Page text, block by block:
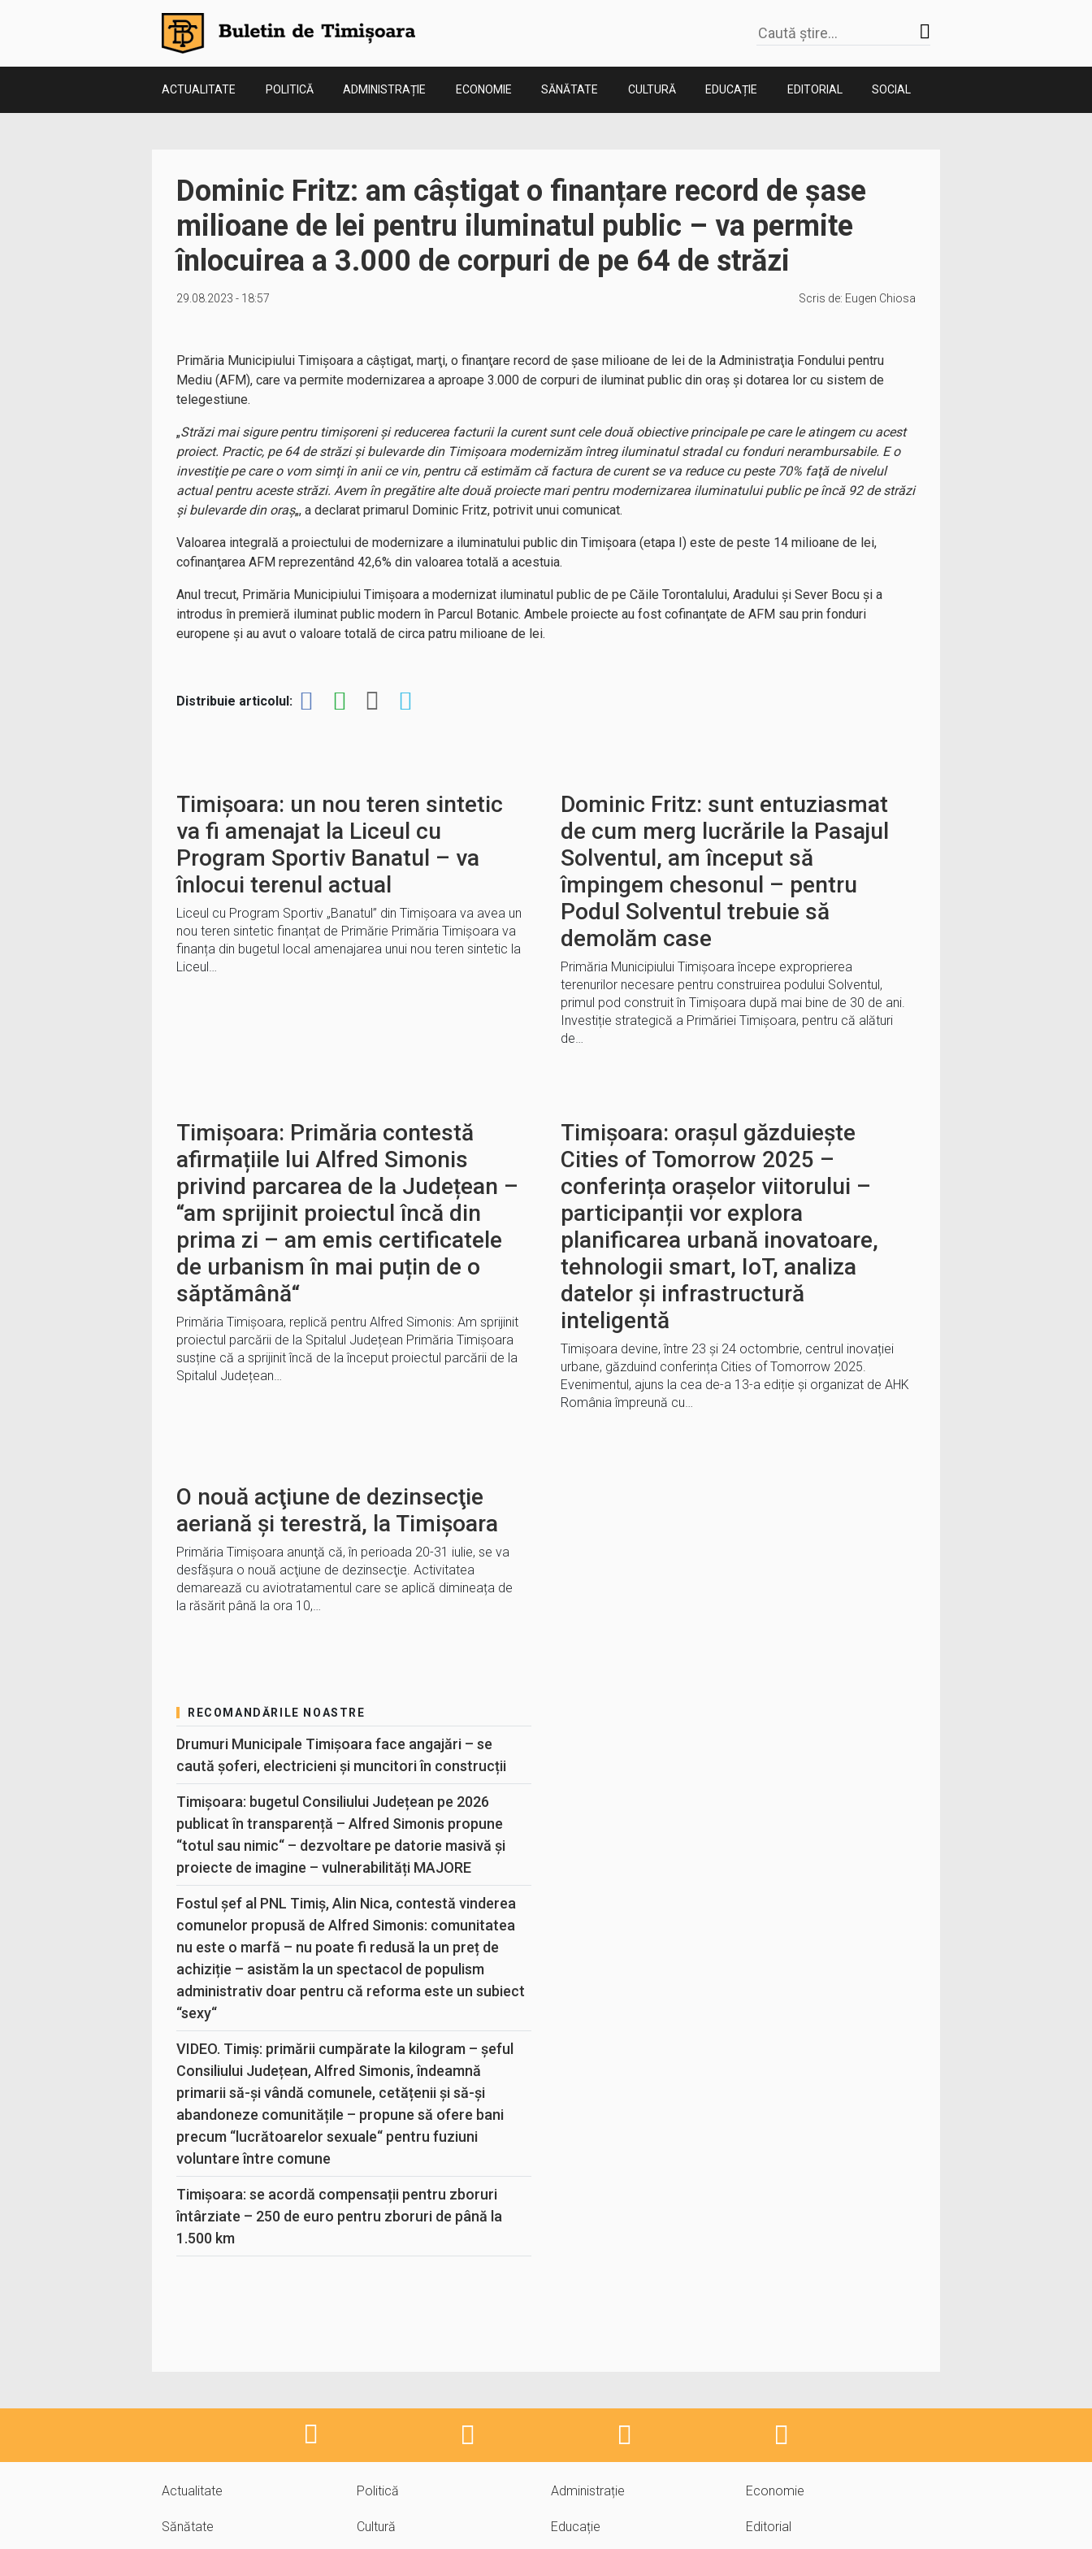
ACTUALITATE POLITICĂ ADMINISTRAȚIE ECONOMIE SĂNĂTATE CULTURĂ EDUCAȚIE EDITORIAL SOCIAL
Dominic Fritz: am câștigat o finanțare record de şase
milioane de lei pentru iluminatul public – va permite
înlocuirea a 3.000 de corpuri de pe 64 de străzi
29.08.2023 - 18:57 Scris de: Eugen Chiosa
Primăria Municipiului Timişoara a câştigat, marţi, o finanţare record de şase milioane de lei de la Administraţia Fondului pentru
Mediu (AFM), care va permite modernizarea a aproape 3.000 de corpuri de iluminat public din oraş şi dotarea lor cu sistem de
telegestiune.
„Străzi mai sigure pentru timişoreni şi reducerea facturii la curent sunt cele două obiective principale pe care le atingem cu acest
proiect. Practic, pe 64 de străzi şi bulevarde din Timişoara modernizăm întreg iluminatul stradal cu fonduri nerambursabile. E o
investiţie pe care o vom simţi în anii ce vin, pentru că estimăm că factura de curent se va reduce cu peste 70% faţă de nivelul
actual pentru aceste străzi. Avem în pregătire alte două proiecte mari pentru modernizarea iluminatului public pe încă 92 de străzi
şi bulevarde din oraş„, a declarat primarul Dominic Fritz, potrivit unui comunicat.
Valoarea integrală a proiectului de modernizare a iluminatului public din Timişoara (etapa I) este de peste 14 milioane de lei,
cofinanţarea AFM reprezentând 42,6% din valoarea totală a acestuia.
Anul trecut, Primăria Municipiului Timişoara a modernizat iluminatul public de pe Căile Torontalului, Aradului şi Sever Bocu şi a
introdus în premieră iluminat public modern în Parcul Botanic. Ambele proiecte au fost cofinanţate de AFM sau prin fonduri
europene şi au avut o valoare totală de circa patru milioane de lei.
Distribuie articolul:
Timișoara: un nou teren sintetic
va fi amenajat la Liceul cu
Program Sportiv Banatul – va
înlocui terenul actual
Liceul cu Program Sportiv „Banatul” din Timișoara va avea un
nou teren sintetic finanțat de Primărie Primăria Timișoara va
finanța din bugetul local amenajarea unui nou teren sintetic la
Liceul…
Dominic Fritz: sunt entuziasmat
de cum merg lucrările la Pasajul
Solventul, am început să
împingem chesonul – pentru
Podul Solventul trebuie să
demolăm case
Primăria Municipiului Timișoara începe exproprierea
terenurilor necesare pentru construirea podului Solventul,
primul pod construit în Timișoara după mai bine de 30 de ani.
Investiție strategică a Primăriei Timișoara, pentru că alături
de…
Timișoara: Primăria contestă
afirmațiile lui Alfred Simonis
privind parcarea de la Județean –
“am sprijinit proiectul încă din
prima zi – am emis certificatele
de urbanism în mai puțin de o
săptămână“
Primăria Timișoara, replică pentru Alfred Simonis: Am sprijinit
proiectul parcării de la Spitalul Județean Primăria Timișoara
susține că a sprijinit încă de la început proiectul parcării de la
Spitalul Județean…
Timișoara: orașul găzduiește
Cities of Tomorrow 2025 –
conferința orașelor viitorului –
participanții vor explora
planificarea urbană inovatoare,
tehnologii smart, IoT, analiza
datelor și infrastructură
inteligentă
Timișoara devine, între 23 și 24 octombrie, centrul inovației
urbane, găzduind conferința Cities of Tomorrow 2025.
Evenimentul, ajuns la cea de-a 13-a ediție și organizat de AHK
România împreună cu…
O nouă acţiune de dezinsecţie
aeriană și terestră, la Timișoara
Primăria Timişoara anunţă că, în perioada 20-31 iulie, se va
desfășura o nouă acţiune de dezinsecţie. Activitatea
demarează cu aviotratamentul care se aplică dimineața de
la răsărit până la ora 10,…
RECOMANDĂRILE NOASTRE
Drumuri Municipale Timișoara face angajări – se
caută șoferi, electricieni și muncitori în construcții
Timișoara: bugetul Consiliului Județean pe 2026
publicat în transparență – Alfred Simonis propune
“totul sau nimic“ – dezvoltare pe datorie masivă și
proiecte de imagine – vulnerabilități MAJORE
Fostul șef al PNL Timiș, Alin Nica, contestă vinderea
comunelor propusă de Alfred Simonis: comunitatea
nu este o marfă – nu poate fi redusă la un preț de
achiziție – asistăm la un spectacol de populism
administrativ doar pentru că reforma este un subiect
“sexy“
VIDEO. Timiș: primării cumpărate la kilogram – șeful
Consiliului Județean, Alfred Simonis, îndeamnă
primarii să-și vândă comunele, cetățenii și să-și
abandoneze comunitățile – propune să ofere bani
precum “lucrătoarelor sexuale“ pentru fuziuni
voluntare între comune
Timișoara: se acordă compensații pentru zboruri
întârziate – 250 de euro pentru zboruri de până la
1.500 km
Actualitate Politică Administrație Economie
Sănătate Cultură Educație Editorial